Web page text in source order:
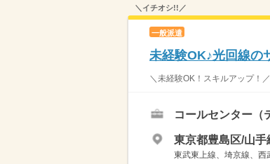
＼イチオシ!!／
一般派遣
未経験OK♪光回線の
＼未経験OK！スキルアップ！
コールセンター（
東京都豊島区/山手
東武東上線、埼京線、西